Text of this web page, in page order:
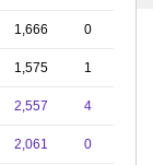
1,666 0
1,575 1
2,557 4
2,061 0